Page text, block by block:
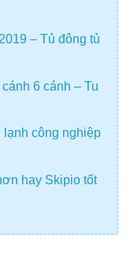
– Tủ đông tủ
6 cánh – Tu
lạnh công nghiệp
hay Skipio tốt